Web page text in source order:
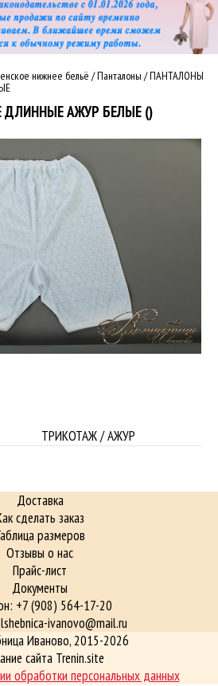
нижнее бельё /Панталоны /ПАНТАЛОНЫ
АЖУР БЕЛЫЕ ()
ТРИКОТАЖ / АЖУР
Доставка
сделать заказ
размеров
Отзывы о нас
Прайс-лист
Документы
+7 (908) 564-17-20
ivanovo@mail.ru
Иваново, 2015-2026
сайта Trenin.site
обработки персональных данных